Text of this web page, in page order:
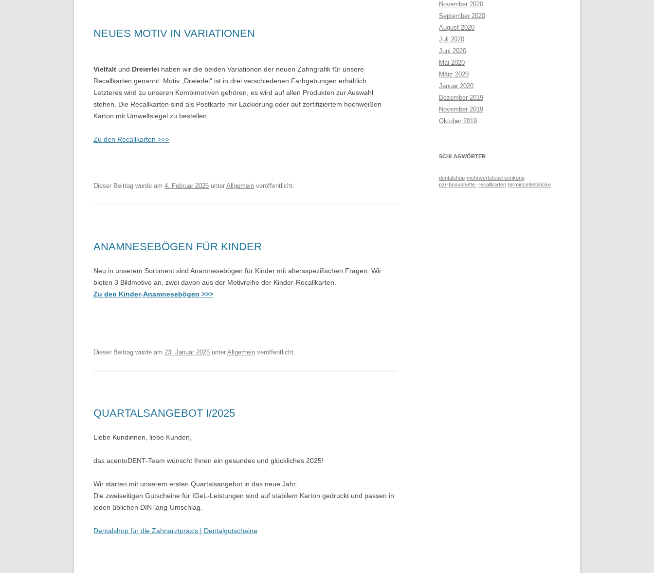
NEUES MOTIV IN VARIATIONEN
Vielfalt und Dreierlei haben wir die beiden Variationen der neuen Zahngrafik für unsere
Recallkarten genannt. Motiv „Dreierlei“ ist in drei verschiedenen Farbgebungen erhältlich.
Letzteres wird zu unseren Kombimotiven gehören, es wird auf allen Produkten zur Auswahl
stehen. Die Recallkarten sind als Postkarte mir Lackierung oder auf zertifiziertem hochweißen
Karton mit Umweltsiegel zu bestellen.
Zu den Recallkarten >>>
Dieser Beitrag wurde am 4. Februar 2025 unter Allgemein veröffentlicht.
ANAMNESEBÖGEN FÜR KINDER
Neu in unserem Sortiment sind Anamnesebögen für Kinder mit altersspezifischen Fragen. Wir
bieten 3 Bildmotive an, zwei davon aus der Motivreihe der Kinder-Recallkarten.
Zu den Kinder-Anamnesebögen >>>
Dieser Beitrag wurde am 23. Januar 2025 unter Allgemein veröffentlicht.
QUARTALSANGEBOT I/2025
Liebe Kundinnen, liebe Kunden,
das acentoDENT-Team wünscht Ihnen ein gesundes und glückliches 2025!
Wir starten mit unserem ersten Quartalsangebot in das neue Jahr:
Die zweiseitigen Gutscheine für IGeL-Leistungen sind auf stabilem Karton gedruckt und passen in
jeden üblichen DIN-lang-Umschlag.
Dentalshop für die Zahnarztpraxis | Dentalgutscheine
November 2020
September 2020
August 2020
Juli 2020
Juni 2020
Mai 2020
März 2020
Januar 2020
Dezember 2019
November 2019
Oktober 2019
SCHLAGWÖRTER
dentalshop mehrwertsteuersenkung
pzr-bonushefte. recallkarten terminzettelblöcke